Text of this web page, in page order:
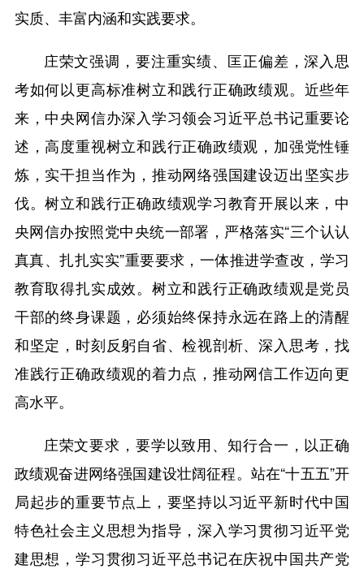
实质、丰富内涵和实践要求。
庄荣文强调，要注重实绩、匡正偏差，深入思
考如何以更高标准树立和践行正确政绩观。近些年
来，中央网信办深入学习领会习近平总书记重要论
述，高度重视树立和践行正确政绩观，加强党性锤
炼，实干担当作为，推动网络强国建设迈出坚实步
伐。树立和践行正确政绩观学习教育开展以来，中
央网信办按照党中央统一部署，严格落实“三个认认
真真、扎扎实实”重要要求，一体推进学查改，学习
教育取得扎实成效。树立和践行正确政绩观是党员
干部的终身课题，必须始终保持永远在路上的清醒
和坚定，时刻反躬自省、检视剖析、深入思考，找
准践行正确政绩观的着力点，推动网信工作迈向更
高水平。
庄荣文要求，要学以致用、知行合一，以正确
政绩观奋进网络强国建设壮阔征程。站在“十五五”开
局起步的重要节点上，要坚持以习近平新时代中国
特色社会主义思想为指导，深入学习贯彻习近平党
建思想，学习贯彻习近平总书记在庆祝中国共产党